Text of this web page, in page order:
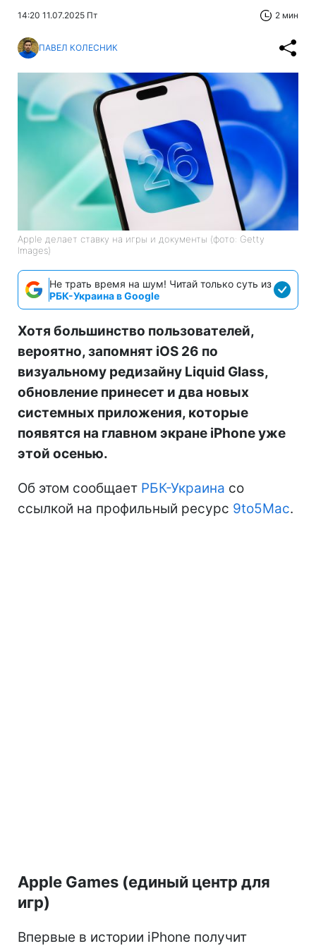
14:20 11.07.2025 Пт 2 мин
ПАВЕЛ КОЛЕСНИК
Apple делает ставку на игры и документы (фото: Getty
Images)
Не трать время на шум! Читай только суть из
РБК-Украина в Google
Хотя большинство пользователей,
вероятно, запомнят iOS 26 по
визуальному редизайну Liquid Glass,
обновление принесет и два новых
системных приложения, которые
появятся на главном экране iPhone уже
этой осенью.
Об этом сообщает РБК-Украина со
ссылкой на профильный ресурс 9to5Mac.
Apple Games (единый центр для
игр)
Впервые в истории iPhone получит